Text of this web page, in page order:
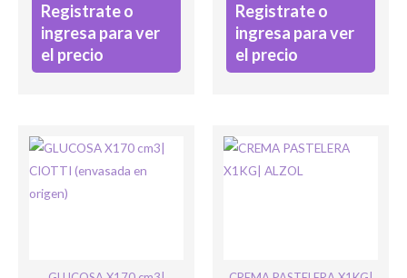
Registrate o
ingresa para ver
el precio
Registrate o
ingresa para ver
el precio